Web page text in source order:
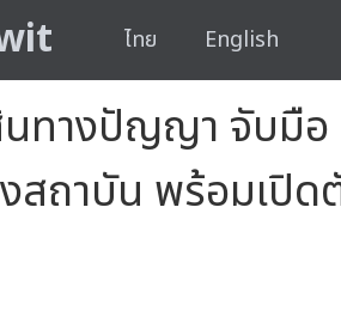
ไทย English
ทางปัญญา จับมือ
สถาบัน พร้อมเปิ